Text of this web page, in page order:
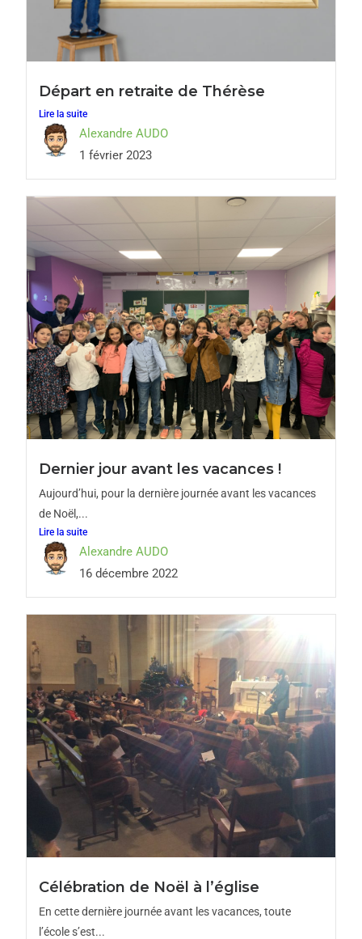
Départ en retraite de Thérèse
Lire la suite
Alexandre AUDO
1 février 2023
Dernier jour avant les vacances !
Aujourd’hui, pour la dernière journée avant les vacances
de Noël,...
Lire la suite
Alexandre AUDO
16 décembre 2022
Célébration de Noël à l’église
En cette dernière journée avant les vacances, toute
l’école s’est...